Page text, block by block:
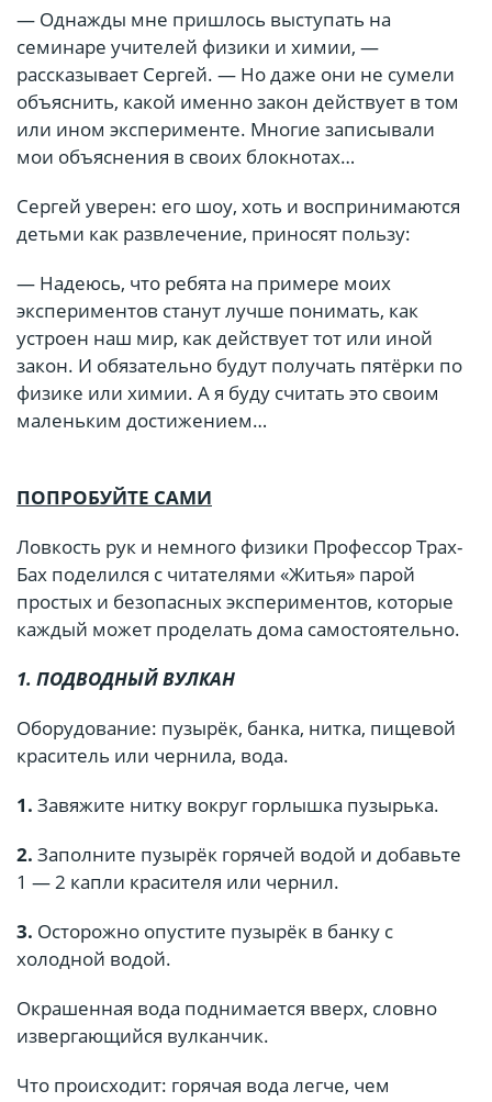
— Однажды мне пришлось выступать на
семинаре учителей физики и химии, —
рассказывает Сергей. — Но даже они не сумели
объяснить, какой именно закон действует в том
или ином эксперименте. Многие записывали
мои объяснения в своих блокнотах…
Сергей уверен: его шоу, хоть и воспринимаются
детьми как развлечение, приносят пользу:
— Надеюсь, что ребята на примере моих
экспериментов станут лучше понимать, как
устроен наш мир, как действует тот или иной
закон. И обязательно будут получать пятёрки по
физике или химии. А я буду считать это своим
маленьким достижением…
ПОПРОБУЙТЕ САМИ
Ловкость рук и немного физики Профессор Трах-
Бах поделился с читателями «Житья» парой
простых и безопасных экспериментов, которые
каждый может проделать дома самостоятельно.
1. ПОДВОДНЫЙ ВУЛКАН
Оборудование: пузырёк, банка, нитка, пищевой
краситель или чернила, вода.
1. Завяжите нитку вокруг горлышка пузырька.
2. Заполните пузырёк горячей водой и добавьте
1 — 2 капли красителя или чернил.
3. Осторожно опустите пузырёк в банку с
холодной водой.
Окрашенная вода поднимается вверх, словно
извергающийся вулканчик.
Что происходит: горячая вода легче, чем